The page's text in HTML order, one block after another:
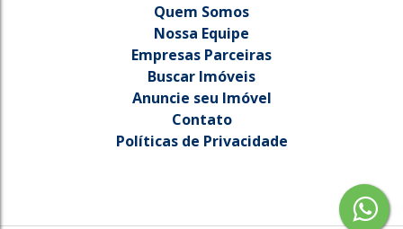
Quem Somos
Nossa Equipe
Empresas Parceiras
Buscar Imóveis
Anuncie seu Imóvel
Contato
Políticas de Privacidade